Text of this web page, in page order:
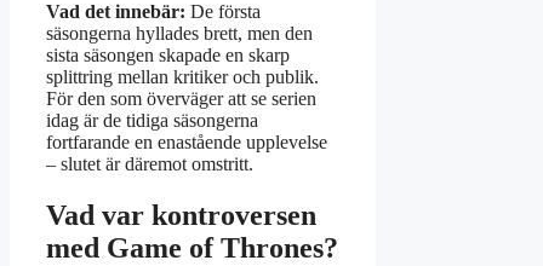
Vad det innebär: De första
säsongerna hyllades brett, men den
sista säsongen skapade en skarp
splittring mellan kritiker och publik.
För den som överväger att se serien
idag är de tidiga säsongerna
fortfarande en enastående upplevelse
– slutet är däremot omstritt.
Vad var kontroversen
med Game of Thrones?